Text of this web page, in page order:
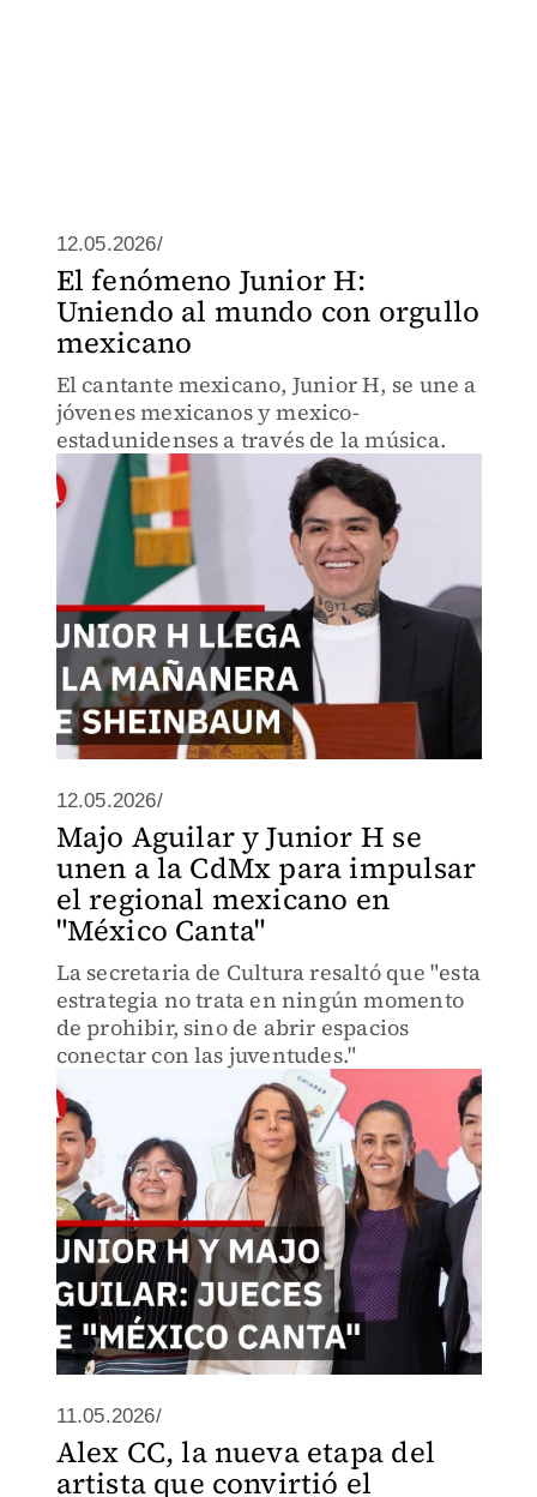
12.05.2026/
El fenómeno Junior H:
Uniendo al mundo con orgullo
mexicano
El cantante mexicano, Junior H, se une a
jóvenes mexicanos y mexico-
estadunidenses a través de la música.
12.05.2026/
Majo Aguilar y Junior H se
unen a la CdMx para impulsar
el regional mexicano en
"México Canta"
La secretaria de Cultura resaltó que "esta
estrategia no trata en ningún momento
de prohibir, sino de abrir espacios
conectar con las juventudes."
11.05.2026/
Alex CC, la nueva etapa del
artista que convirtió el